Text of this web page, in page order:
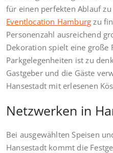
für einen perfekten Ablauf
Eventlocation Hamburg zu
Personenzahl ausreichend
Dekoration spielt eine große
Parkgelegenheiten ist zu
Gastgeber und die Gäste
Hansestadt mit erlesenen
Netzwerken in
Bei ausgewählten Speisen
Hansestadt kommt die